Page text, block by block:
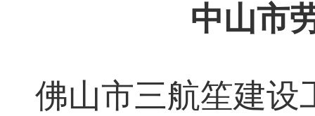
中山市
佛山市三航笙建设